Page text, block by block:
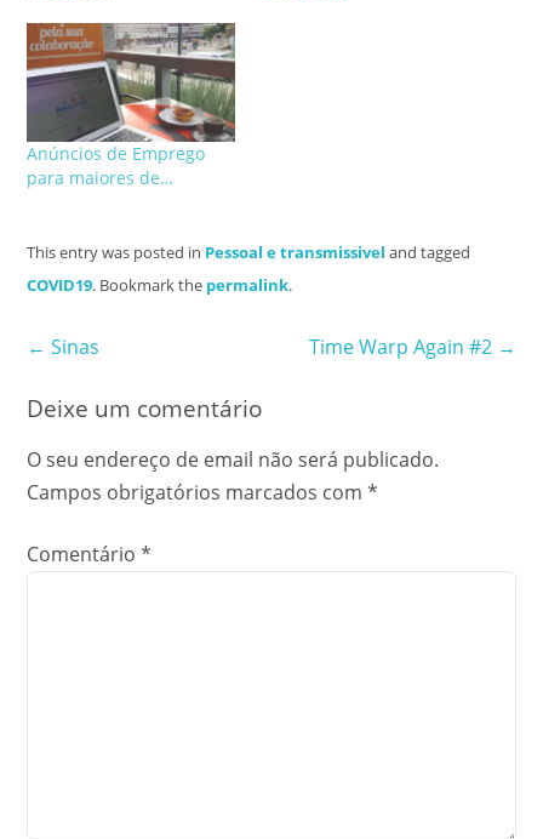
Anúncios de Emprego
para maiores de…
This entry was posted in Pessoal e transmissivel and tagged
COVID19. Bookmark the permalink.
Post
navigation
← Sinas Time Warp Again #2 →
Deixe um comentário
O seu endereço de email não será publicado.
Campos obrigatórios marcados com*
Comentário*